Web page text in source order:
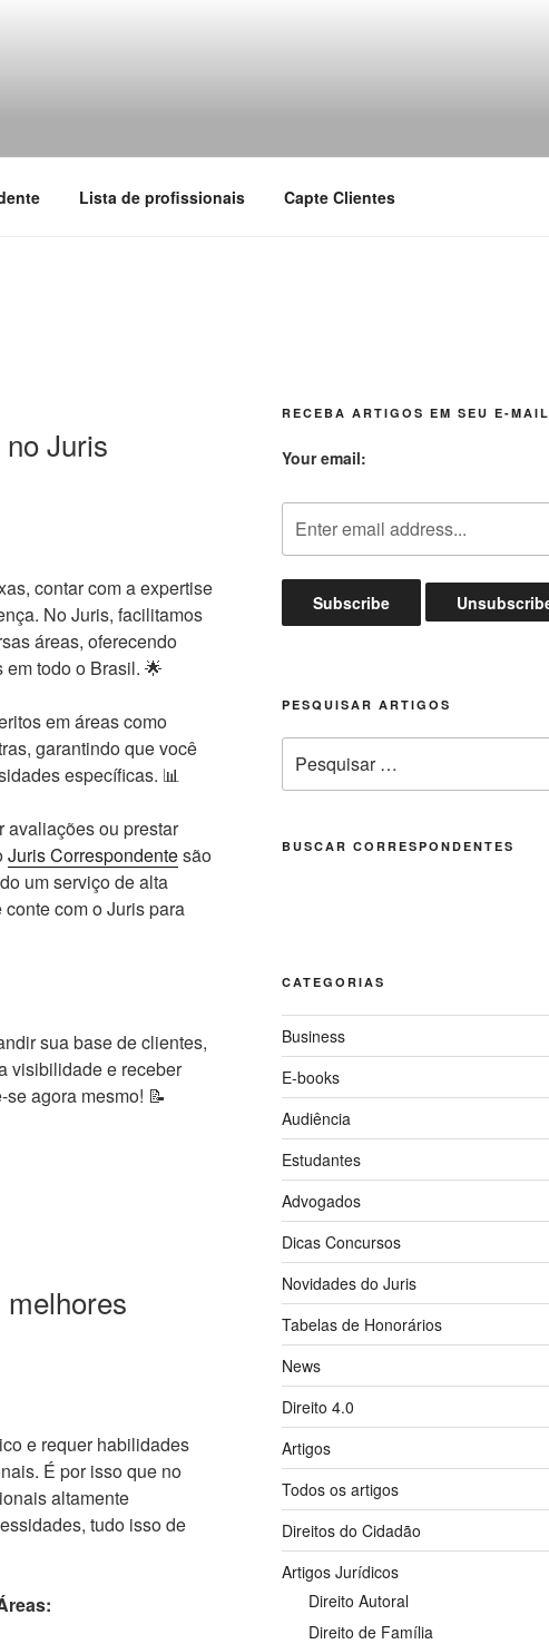
Lista de profissionais Capte Clientes
Juris
contar com a expertise
No Juris, facilitamos
áreas, oferecendo
todo o Brasil. 🌟
em áreas como
garantindo que você
específicas. 📊
avaliações ou prestar
Juris Correspondentesão
um serviço de alta
com o Juris para
sua base de clientes,
visibilidade e receber
agora mesmo! 📝
e requer habilidades
É por isso que no
altamente
tudo isso de
RECEBA ARTIGOS EM SEU E-MAIL
Your email:
PESQUISAR ARTIGOS
por:
BUSCAR CORRESPONDENTES
CATEGORIAS
Business
E-books
Audiência
Estudantes
Advogados
Dicas Concursos
Novidades do Juris
Tabelas de Honorários
News
Direito 4.0
Artigos
Todos os artigos
Direitos do Cidadão
Artigos Jurídicos
Direito Autoral
Direito de Família